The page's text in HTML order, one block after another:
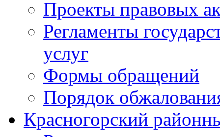
Проекты правовых
Регламенты
услуг
Формы обращений
Порядок
Красногорский